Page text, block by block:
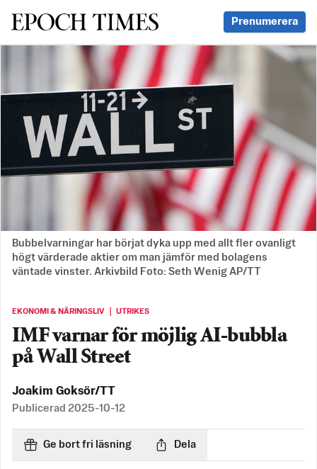
Svenska Epoch Times Prenumerera
Bubbelvarningar har börjat dyka upp med allt fler ovanligt
högt värderade aktier om man jämför med bolagens
väntade vinster. Arkivbild Foto: Seth Wenig AP/TT
EKONOMI & NÄRINGSLIV ｜ UTRIKES
IMF varnar för möjlig AI-bubbla
på Wall Street
Joakim Goksör/TT
Publicerad 2025-10-12
Ge bort fri läsning Dela